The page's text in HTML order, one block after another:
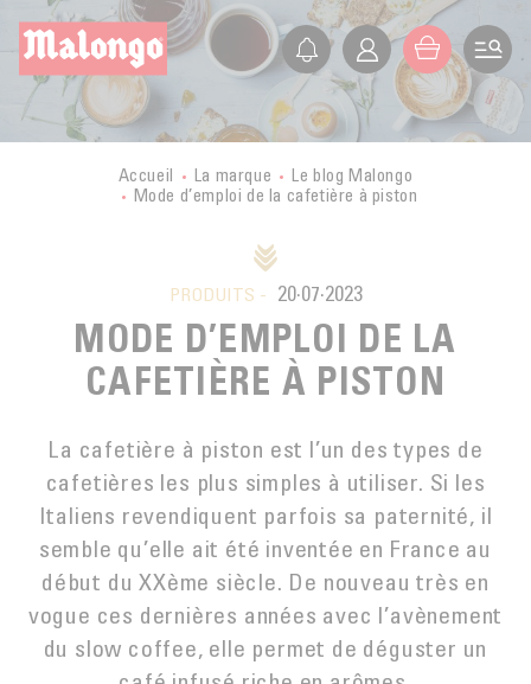
FR EN ES IT
LA SOCIÉTÉ
PRÉSENTATION
MALONGO AUJOURD’HUI
LES PETITS PRODUCTEURS
CONGO
CUBA
GUATEMALA
LAOS
MEXIQUE
MYANMAR
NOUVELLE-CALÉDONIE
PÉROU
COMMERCE ÉQUITABLE
AGRICULTURE BIOLOGIQUE
QUALITÉ
CULTURE DU CAFÉ
LA TORRÉFACTION DU CAFÉ
INNOVATION
EMBALLAGE CARTON DOSES
SECTEURS D’ACTIVITÉ
BOUTIQUE EN LIGNE
BOUTIQUES
GMS
EXPORT
SAV
FORMATION
NOS MODULES DE FORMATION
L’ÉCOLE DU CAFÉ
ACTUALITÉS DE LA FONDATION
PRO
LE BLOG
ACHETER
Contact
Accueil La marque
Le blog Malongo
Mode d’emploi de la cafetière à piston
PRODUITS - 20·07·2023
MODE D’EMPLOI DE LA
CAFETIÈRE À PISTON
La cafetière à piston est l’un des types de
cafetières les plus simples à utiliser. Si les
Italiens revendiquent parfois sa paternité, il
semble qu’elle ait été inventée en France au
début du XXème siècle. De nouveau très en
vogue ces dernières années avec l’avènement
du slow coffee, elle permet de déguster un